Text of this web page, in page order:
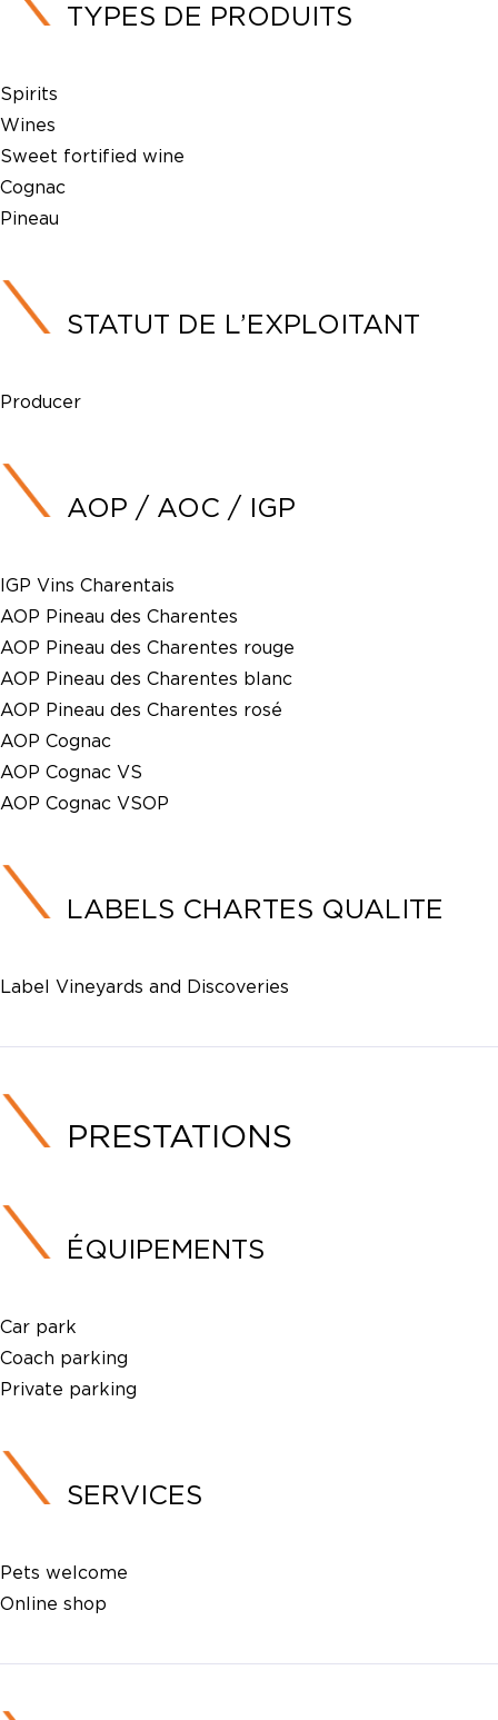
TYPES DE PRODUITS
Spirits
Wines
Sweet fortified wine
Cognac
Pineau
STATUT DE L’EXPLOITANT
Producer
AOP / AOC / IGP
IGP Vins Charentais
AOP Pineau des Charentes
AOP Pineau des Charentes rouge
AOP Pineau des Charentes blanc
AOP Pineau des Charentes rosé
AOP Cognac
AOP Cognac VS
AOP Cognac VSOP
LABELS CHARTES QUALITE
Label Vineyards and Discoveries
PRESTATIONS
ÉQUIPEMENTS
Car park
Coach parking
Private parking
SERVICES
Pets welcome
Online shop